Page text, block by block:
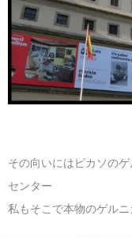
その向いにはピカソの
センター
私もそこで本物のゲルニ